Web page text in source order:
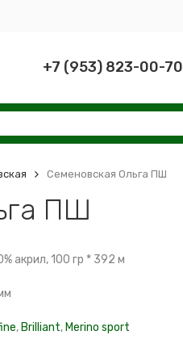
+7 (953) 823-00-70
Семеновская Ольга ПШ
ПШ
акрил, 100 гр * 392 м
, Brilliant, Merino sport